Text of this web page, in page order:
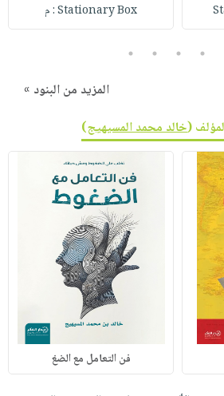
Stationary Box : م
2
3
4
5
المزيد من البنود »
(خالد محمد المسيهيج)
فن التعامل مع الضغ